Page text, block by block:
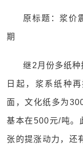
原标题：浆价
期
继2月份多纸
日起，浆系纸种
面，文化纸多为
基本在500元/吨。
张的提涨动力，还